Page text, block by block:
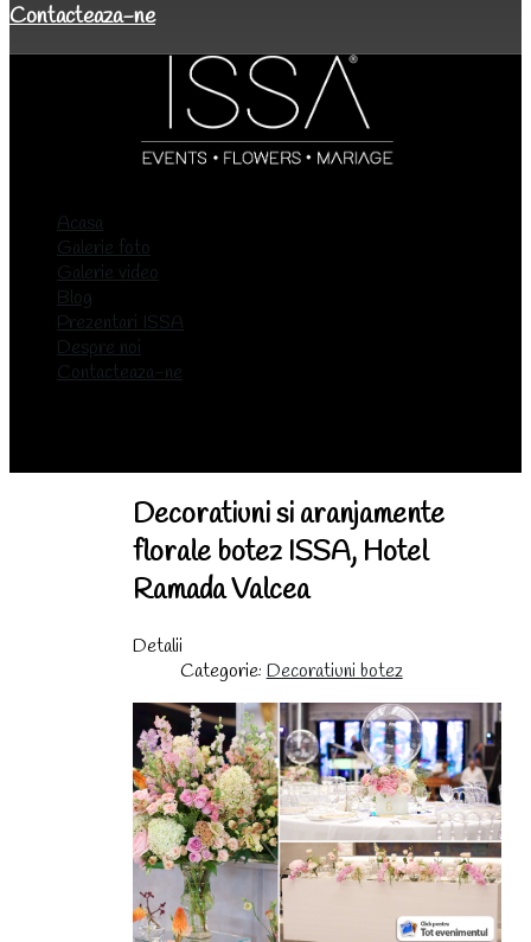
Contacteaza-ne
Acasa
Galerie foto
Galerie video
Blog
Prezentari ISSA
Despre noi
Contacteaza-ne
Decoratiuni si aranjamente
florale botez ISSA, Hotel
Ramada Valcea
Detalii
Categorie: Decoratiuni botez